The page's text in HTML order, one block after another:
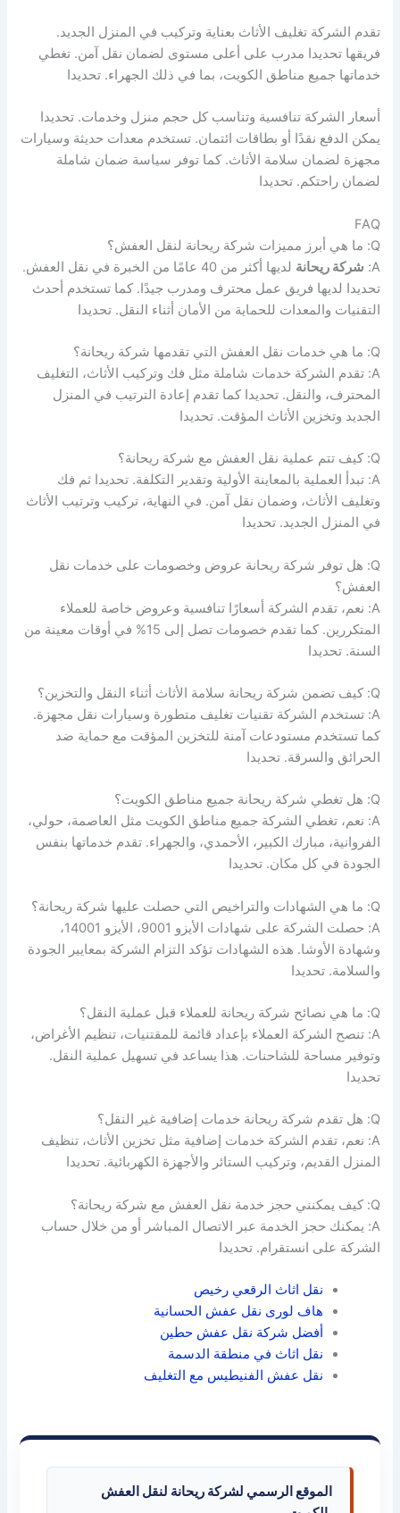
تقدم الشركة تغليف الأثاث بعناية وتركيب في المنزل الجديد.
فريقها تحديدا مدرب على أعلى مستوى لضمان نقل آمن. تغطي
خدماتها جميع مناطق الكويت، بما في ذلك الجهراء. تحديدا
أسعار الشركة تنافسية وتناسب كل حجم منزل وخدمات. تحديدا
يمكن الدفع نقدًا أو بطاقات ائتمان. تستخدم معدات حديثة وسيارات
مجهزة لضمان سلامة الأثاث. كما توفر سياسة ضمان شاملة
لضمان راحتكم. تحديدا
FAQ
Q: ما هي أبرز مميزات شركة ريحانة لنقل العفش؟
A: شركة ريحانة
لديها أكثر من 40 عامًا من الخبرة في نقل العفش.
تحديدا لديها فريق عمل محترف ومدرب جيدًا. كما تستخدم أحدث
التقنيات والمعدات للحماية من الأمان أثناء النقل. تحديدا
Q: ما هي خدمات نقل العفش التي تقدمها شركة ريحانة؟
A: تقدم الشركة خدمات شاملة مثل فك وتركيب الأثاث، التغليف
المحترف، والنقل. تحديدا كما تقدم إعادة الترتيب في المنزل
الجديد وتخزين الأثاث المؤقت. تحديدا
Q: كيف تتم عملية نقل العفش مع شركة ريحانة؟
A: تبدأ العملية بالمعاينة الأولية وتقدير التكلفة. تحديدا ثم فك
وتغليف الأثاث، وضمان نقل آمن. في النهاية، تركيب وترتيب الأثاث
في المنزل الجديد. تحديدا
Q: هل توفر شركة ريحانة عروض وخصومات على خدمات نقل
العفش؟
A: نعم، تقدم الشركة أسعارًا تنافسية وعروض خاصة للعملاء
المتكررين. كما تقدم خصومات تصل إلى 15% في أوقات معينة من
السنة. تحديدا
Q: كيف تضمن شركة ريحانة سلامة الأثاث أثناء النقل والتخزين؟
A: تستخدم الشركة تقنيات تغليف متطورة وسيارات نقل مجهزة.
كما تستخدم مستودعات آمنة للتخزين المؤقت مع حماية ضد
الحرائق والسرقة. تحديدا
Q: هل تغطي شركة ريحانة جميع مناطق الكويت؟
A: نعم، تغطي الشركة جميع مناطق الكويت مثل العاصمة، حولي،
الفروانية، مبارك الكبير، الأحمدي، والجهراء. تقدم خدماتها بنفس
الجودة في كل مكان. تحديدا
Q: ما هي الشهادات والتراخيص التي حصلت عليها شركة ريحانة؟
A: حصلت الشركة على شهادات الأيزو 9001، الأيزو 14001،
وشهادة الأوشا. هذه الشهادات تؤكد التزام الشركة بمعايير الجودة
والسلامة. تحديدا
Q: ما هي نصائح شركة ريحانة للعملاء قبل عملية النقل؟
A: تنصح الشركة العملاء بإعداد قائمة للمقتنيات، تنظيم الأغراض،
وتوفير مساحة للشاحنات. هذا يساعد في تسهيل عملية النقل.
تحديدا
Q: هل تقدم شركة ريحانة خدمات إضافية غير النقل؟
A: نعم، تقدم الشركة خدمات إضافية مثل تخزين الأثاث، تنظيف
المنزل القديم، وتركيب الستائر والأجهزة الكهربائية. تحديدا
Q: كيف يمكنني حجز خدمة نقل العفش مع شركة ريحانة؟
A: يمكنك حجز الخدمة عبر الاتصال المباشر أو من خلال حساب
الشركة على انستقرام. تحديدا
نقل اثاث الرقعي رخيص
هاف لورى نقل عفش الحسانية
أفضل شركة نقل عفش حطين
نقل اثاث في منطقة الدسمة
نقل عفش الفنيطيس مع التغليف
الموقع الرسمي لشركة ريحانة لنقل العفش